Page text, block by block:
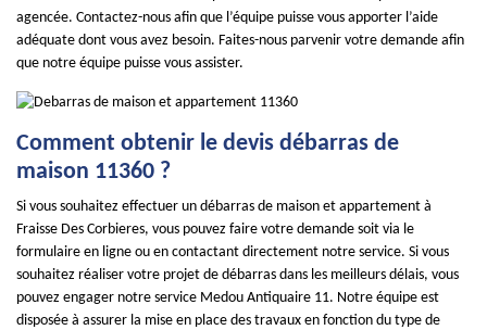
agencée. Contactez-nous afin que l’équipe puisse vous apporter l’aide
adéquate dont vous avez besoin. Faites-nous parvenir votre demande afin
que notre équipe puisse vous assister.
Comment obtenir le devis débarras de
maison 11360 ?
Si vous souhaitez effectuer un débarras de maison et appartement à
Fraisse Des Corbieres, vous pouvez faire votre demande soit via le
formulaire en ligne ou en contactant directement notre service. Si vous
souhaitez réaliser votre projet de débarras dans les meilleurs délais, vous
pouvez engager notre service Medou Antiquaire 11. Notre équipe est
disposée à assurer la mise en place des travaux en fonction du type de